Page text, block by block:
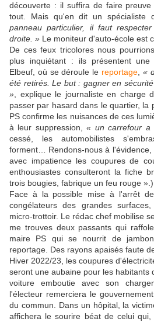
découverte : il suffira de faire
tout. Mais qu'en dit un
panneau particulier, il faut
droite. » Le moniteur d'auto-école est
De ces feux tricolores nous
plus inquiétant : ils présentent
Elbeuf, où se déroule le reportage «
été retirés. Le but : gagner en
» , explique le journaliste en charge
passer par hasard dans le quartier, la
PS confirme les nuisances de ces
à leur suppression,« un carrefour a
cessé, les automobilistes
forment… Rendons-nous à l'évidence,
avec impatience les coupures de
enthousiastes consulteront la fiche
trois bougies, fabrique un feu rouge ».)
Face à la possible mise à l'arrêt
congélateurs des grandes
micro-trottoir. Le rédac chef mobilise
me trouves deux passants qui
maire PS qui se nourrit de
reportage. Des rayons apaisés faute
Hiver 2022/23, les coupures
seront une aubaine pour les habitants
voiture emboutie avec son
l'électeur remerciera le
du commun. Dans un hôpital, la
affichera le sourire béat de celui